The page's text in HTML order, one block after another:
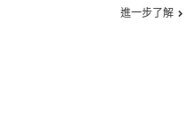
進一步了解